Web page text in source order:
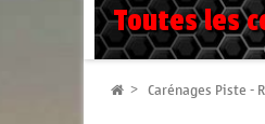
Toutes les
Carénages Piste -